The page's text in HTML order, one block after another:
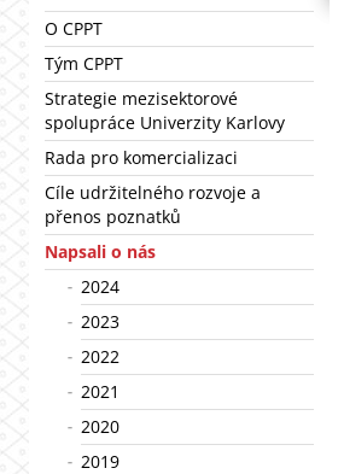
O CPPT
Tým CPPT
Strategie mezisektorové
spolupráce Univerzity Karlovy
Rada pro komercializaci
Cíle udržitelného rozvoje a
přenos poznatků
Napsali o nás
2024
2023
2022
2021
2020
2019